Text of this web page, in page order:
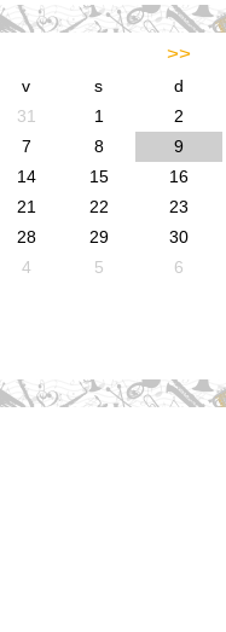
>>
v s
d
31 1
2
7 8
9
14 15
16
21 22
23
28 29
30
4 5 6